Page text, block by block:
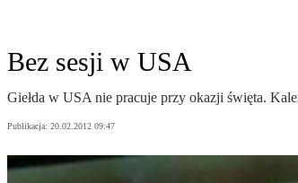
Bez sesji w USA
Giełda w USA nie pracuje przy okazji święta.
Publikacja: 20.02.2012 09:47